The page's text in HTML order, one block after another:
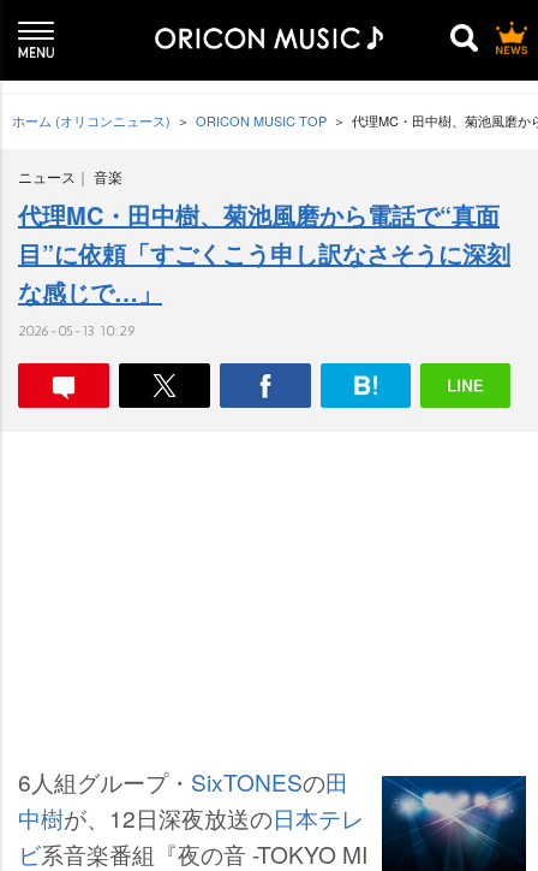
ホーム (オリコンニュース) ORICON MUSIC TOP 代理MC・田中樹、菊池風磨
ニュース 音楽
代理MC・田中樹、菊池風磨から電話で“真面
目”に依頼「すごくこう申し訳なさそうに深刻
な感じで…」
2026-05-13 10:29
6人組グループ・ SixTONESの田
中樹が、12日深夜放送の日本テレ
ビ系音楽番組『夜の音 -TOKYO MI